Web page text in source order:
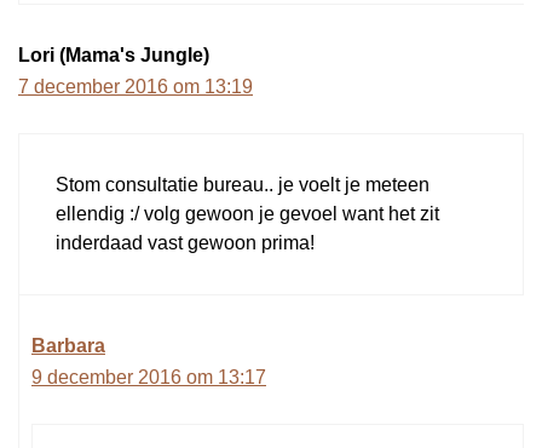
Lori (Mama's Jungle)
7 december 2016 om 13:19
Stom consultatie bureau.. je voelt je meteen
ellendig :/ volg gewoon je gevoel want het zit
inderdaad vast gewoon prima!
Barbara
9 december 2016 om 13:17